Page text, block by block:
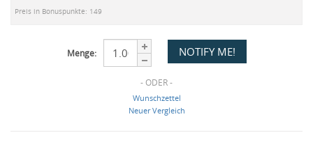
Preis in Bonuspunkte: 149
Menge:
- ODER -
Wunschzettel
Neuer Vergleich